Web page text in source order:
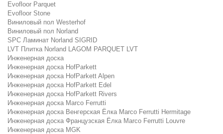
Evofloor Parquet
Evofloor Stone
Виниловый пол Westerhof
Виниловый пол Norland
SPC Ламинат Norland SIGRID
LVT Плитка Norland LAGOM PARQUET LVT
Инженерная доска
Инженерная доска HofParkett
Инженерная доска HofParkett Alpen
Инженерная доска HofParkett Edel
Инженерная доска HofParkett Rivers
Инженерная доска Marco Ferrutti
Инженерная доска Венгерская Ёлка Marco Ferrutti Hermitage
Инженерная доска Французская Ёлка Marco Ferrutti Louvre
Инженерная доска MGK